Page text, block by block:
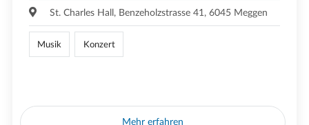
St. Charles Hall, Benzeholzstrasse 41, 6045 Meggen
Musik Konzert
Mehr erfahren